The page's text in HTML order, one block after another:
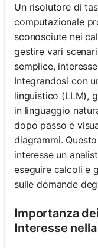
Un risolutore di
computazionale
sconosciute nei
gestire vari
semplice,
Integrandosi con
linguistico (LLM),
in linguaggio
dopo passo e
diagrammi.
interesse un
eseguire calcoli e
sulle domande
Importanza
Interesse